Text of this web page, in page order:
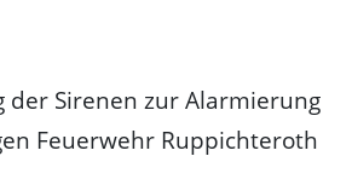
der Sirenen zur Alarmierung
Feuerwehr Ruppichteroth